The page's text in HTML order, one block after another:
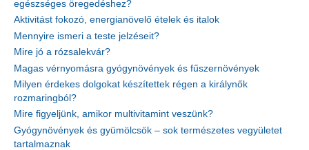
egészséges öregedéshez?
Aktivitást fokozó, energianövelő ételek és italok
Mennyire ismeri a teste jelzéseit?
Mire jó a rózsalekvár?
Magas vérnyomásra gyógynövények és fűszernövények
Milyen érdekes dolgokat készítettek régen a királynők
rozmaringból?
Mire figyeljünk, amikor multivitamint veszünk?
Gyógynövények és gyümölcsök – sok természetes vegyületet
tartalmaznak